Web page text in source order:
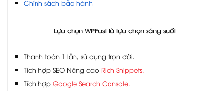
Chính sách bảo hành
Lựa chọn WPFast là lựa chọn sáng suốt
Thanh toán 1 lần, sử dụng trọn đời.
Tích hợp SEO Nâng cao Rich Snippets.
Tích hợp Google Search Console.